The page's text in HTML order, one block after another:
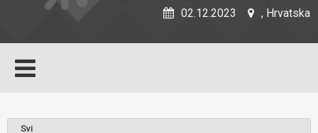
02.12.2023 , Hrvatska